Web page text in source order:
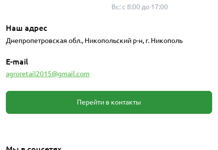
Вс: с 8:00 до 17:00
Наш адрес
Днепропетровская обл., Никопольский р-н, г. Никополь
E-mail
agroretail2015@gmail.com
Перейти в контакты